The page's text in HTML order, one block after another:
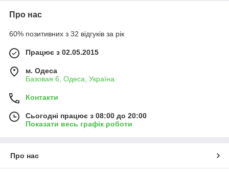
Про нас
60% позитивних з 32 відгуків за рік
Працює з 02.05.2015
м. Одеса
Базовая 6, Одеса, Україна
Контакти
Сьогодні працює з 08:00 до 20:00
Показати весь графік роботи
Про нас